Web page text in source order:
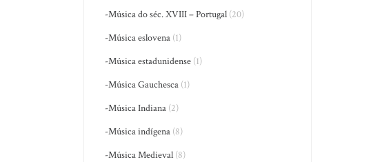
-Música do séc. XVIII – Portugal (20)
-Música eslovena (1)
-Música estadunidense (1)
-Música Gauchesca (1)
-Música Indiana (2)
-Música indígena (8)
-Música Medieval (8)